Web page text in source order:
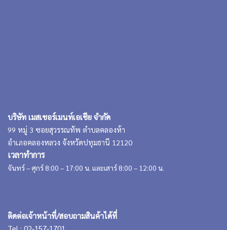
บริษัท เมสเชอร์เมนท์เอเชีย จำกัด
99 หมู่ 3 ซอยสุวรรณทัพ ตำบลคลองห้า
อำเภอคลองหลวง จังหวัดปทุมธานี 12120
เวลาทำการ
จันทร์ – ศุกร์ 8:00 – 17:00 น. และเสาร์ 8:00 – 12:00 น.
ติดต่อเจ้าหน้าที่/สอบถามสินค้าได้ที่